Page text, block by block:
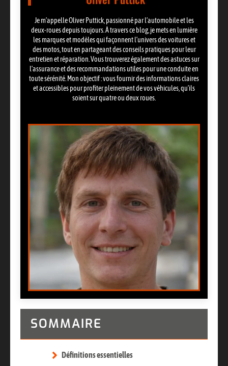
Je m’appelle Oliver Puttick, passionné par l’automobile et les
deux-roues depuis toujours. À travers ce blog, je mets en lumière
les marques et modèles qui façonnent l’univers des voitures et
des motos, tout en partageant des conseils pratiques pour leur
entretien et réparation. Vous trouverez également des astuces sur
l’assurance et des recommandations utiles pour une conduite en
toute sérénité. Mon objectif : vous fournir des informations claires
et accessibles pour profiter pleinement de vos véhicules, qu’ils
soient sur quatre ou deux roues.
SOMMAIRE
Définitions essentielles